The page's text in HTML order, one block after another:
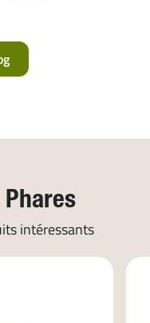
intéressants